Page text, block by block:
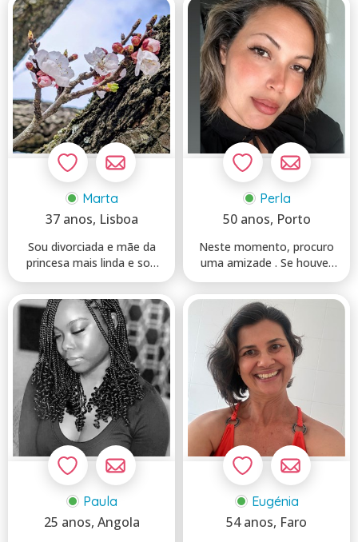
Marta
37 anos, Lisboa
Sou divorciada e mãe da
princesa mais linda e sou
eu própria e quero ...
Perla
50 anos, Porto
Neste momento, procuro
uma amizade . Se houver
conexão, o futuro pode ...
Paula
25 anos, Angola
Eugénia
54 anos, Faro